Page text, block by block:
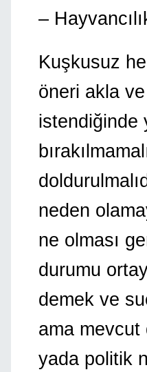
–
Kuşkusuz
öneri akla
istendiğinde
neden
ne olması
durumu
demek ve
ama
yada politik